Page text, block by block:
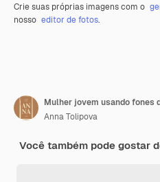
Crie suas próprias imagens com o
nosso editor de fotos.
Anna Tolipova
Você também pode gostar